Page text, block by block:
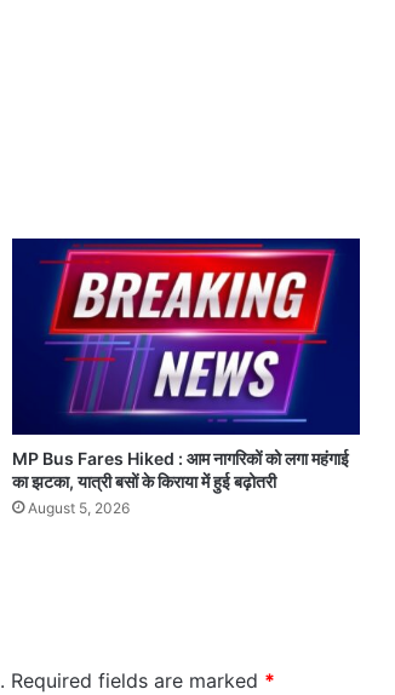
MP Bus Fares Hiked : आम नागरिकों को लगा महंगाई
का झटका, यात्री बसों के किराया में हुई बढ़ोतरी
August 5, 2026
Required fields are marked *